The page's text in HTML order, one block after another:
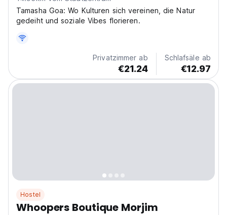
Tamasha Goa: Wo Kulturen sich vereinen, die Natur
gedeiht und soziale Vibes florieren.
Privatzimmer ab
€21.24
Schlafsäle ab
€12.97
Hostel
Whoopers Boutique Morjim